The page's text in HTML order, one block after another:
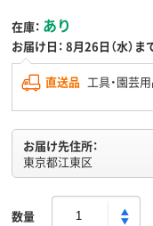
在庫： あり
お届け日： 8月26日（水）ま
直送品 工具・園芸
お届け先住所：
東京都江東区
数量